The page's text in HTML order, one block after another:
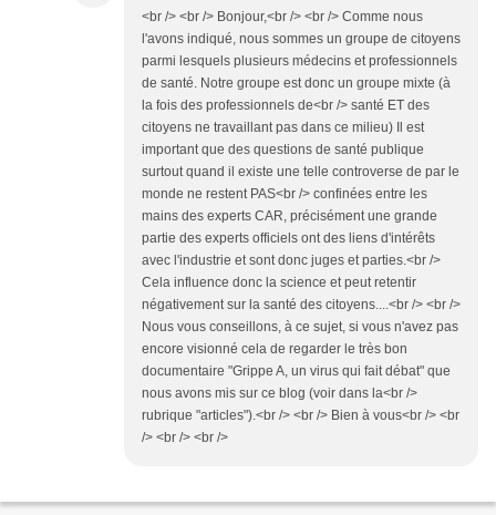
<br /> <br /> Bonjour,<br /> <br /> Comme nous
l'avons indiqué, nous sommes un groupe de citoyens
parmi lesquels plusieurs médecins et professionnels
de santé. Notre groupe est donc un groupe mixte (à
la fois des professionnels de<br /> santé ET des
citoyens ne travaillant pas dans ce milieu) Il est
important que des questions de santé publique
surtout quand il existe une telle controverse de par le
monde ne restent PAS<br /> confinées entre les
mains des experts CAR, précisément une grande
partie des experts officiels ont des liens d'intérêts
avec l'industrie et sont donc juges et parties.<br />
Cela influence donc la science et peut retentir
négativement sur la santé des citoyens....<br /> <br />
Nous vous conseillons, à ce sujet, si vous n'avez pas
encore visionné cela de regarder le très bon
documentaire "Grippe A, un virus qui fait débat" que
nous avons mis sur ce blog (voir dans la<br />
rubrique "articles").<br /> <br /> Bien à vous<br /> <br
/> <br /> <br />